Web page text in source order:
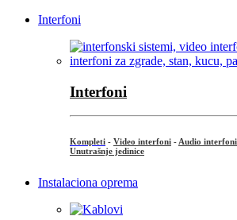
Interfoni
Interfoni
Kompleti - Video interfoni - Audio
Unutrašnje jedinice
Instalaciona oprema